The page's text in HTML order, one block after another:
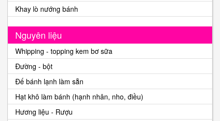
Khay lò nướng bánh
Nguyên liệu
Whipping - topping kem bơ sữa
Đường - bột
Đế bánh lạnh làm sẵn
Hạt khô làm bánh (hạnh nhân, nho, điều)
Hương liệu - Rượu